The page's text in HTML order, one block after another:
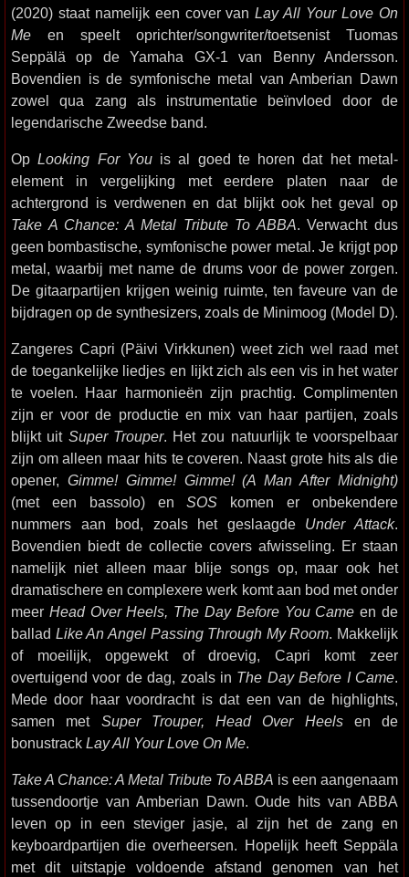
(2020) staat namelijk een cover vanLay All Your Love On
Me en speelt oprichter/songwriter/toetsenist Tuomas
Seppälä op de Yamaha GX-1 van Benny Andersson.
Bovendien is de symfonische metal van Amberian Dawn
zowel qua zang als instrumentatie beïnvloed door de
legendarische Zweedse band.
OpLooking For Youis al goed te horen dat het metal-
element in vergelijking met eerdere platen naar de
achtergrond is verdwenen en dat blijkt ook het geval op
Take A Chance: A Metal Tribute To ABBA. Verwacht dus
geen bombastische, symfonische power metal. Je krijgt pop
metal, waarbij met name de drums voor de power zorgen.
De gitaarpartijen krijgen weinig ruimte, ten faveure van de
bijdragen op de synthesizers, zoals de Minimoog (Model D).
Zangeres Capri (Päivi Virkkunen) weet zich wel raad met
de toegankelijke liedjes en lijkt zich als een vis in het water
te voelen. Haar harmonieën zijn prachtig. Complimenten
zijn er voor de productie en mix van haar partijen, zoals
blijkt uit Super Trouper. Het zou natuurlijk te voorspelbaar
zijn om alleen maar hits te coveren. Naast grote hits als die
opener, Gimme! Gimme! Gimme! (A Man After Midnight)
(met een bassolo) enSOS komen er onbekendere
nummers aan bod, zoals het geslaagde Under Attack.
Bovendien biedt de collectie covers afwisseling. Er staan
namelijk niet alleen maar blije songs op, maar ook het
dramatischere en complexere werk komt aan bod met onder
meer Head Over Heels, The Day Before You Came en de
ballad Like An Angel Passing Through My Room. Makkelijk
of moeilijk, opgewekt of droevig, Capri komt zeer
overtuigend voor de dag, zoals in The Day Before I Came.
Mede door haar voordracht is dat een van de highlights,
samen met Super Trouper, Head Over Heelsen de
bonustrack Lay All Your Love On Me.
Take A Chance: A Metal Tribute To ABBA is een aangenaam
tussendoortje van Amberian Dawn. Oude hits van ABBA
leven op in een steviger jasje, al zijn het de zang en
keyboardpartijen die overheersen. Hopelijk heeft Seppäla
met dit uitstapje voldoende afstand genomen van het